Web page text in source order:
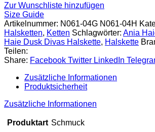
Zur Wunschliste hinzufügen
Size Guide
Artikelnummer: N061-04G N061-04H
Halsketten, Ketten Schlagwörter: Ania
Haie Dusk Divas Halskette, Halskette
Teilen:
Share: Facebook Twitter LinkedIn
Zusätzliche Informationen
Produktsicherheit
Zusätzliche Informationen
Produktart Schmuck